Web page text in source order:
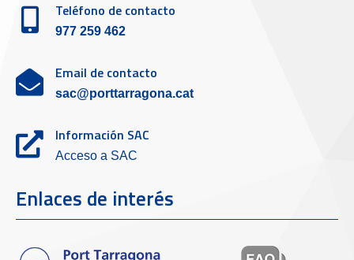
Teléfono de contacto
977 259 462
Email de contacto
sac@porttarragona.cat
Información SAC
Acceso a SAC
Enlaces de interés